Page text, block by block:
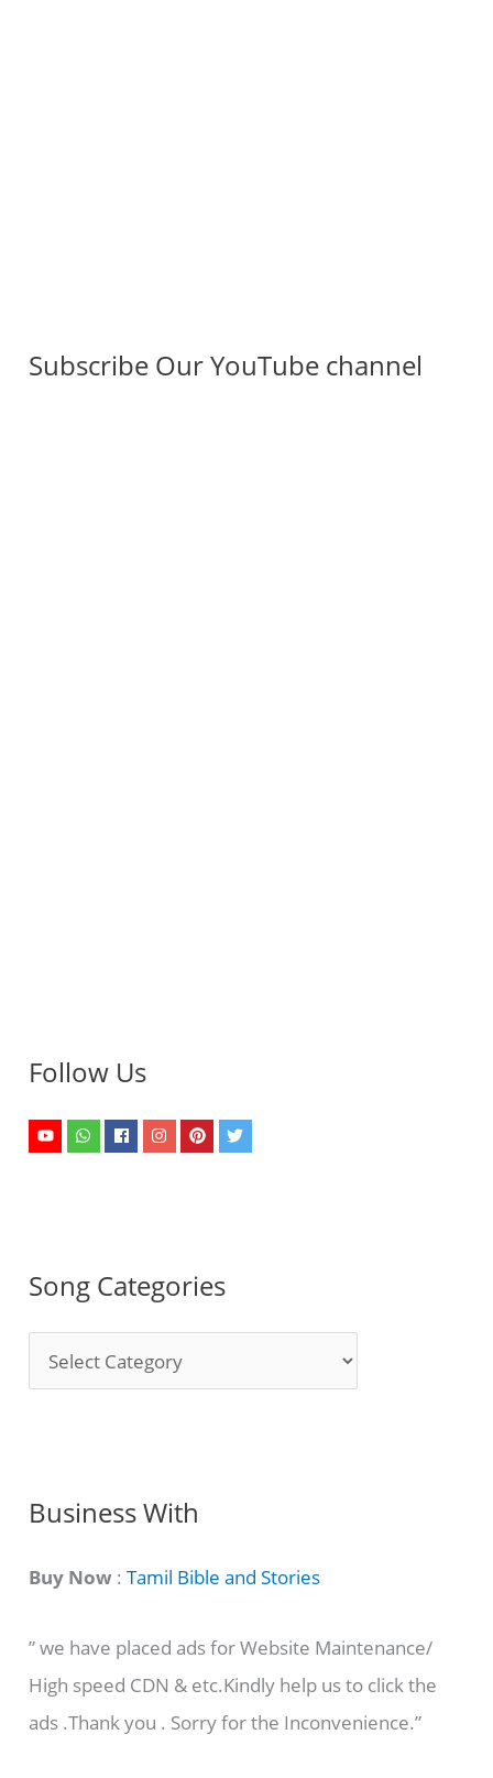
Subscribe Our YouTube channel
Follow Us
Song Categories
o
C
t
g
o
r
Business With
Buy Now :Tamil Bible and Stories
” we have placed ads for Website Maintenance/
High speed CDN & etc.Kindly help us to click the
ads .Thank you . Sorry for the Inconvenience.”